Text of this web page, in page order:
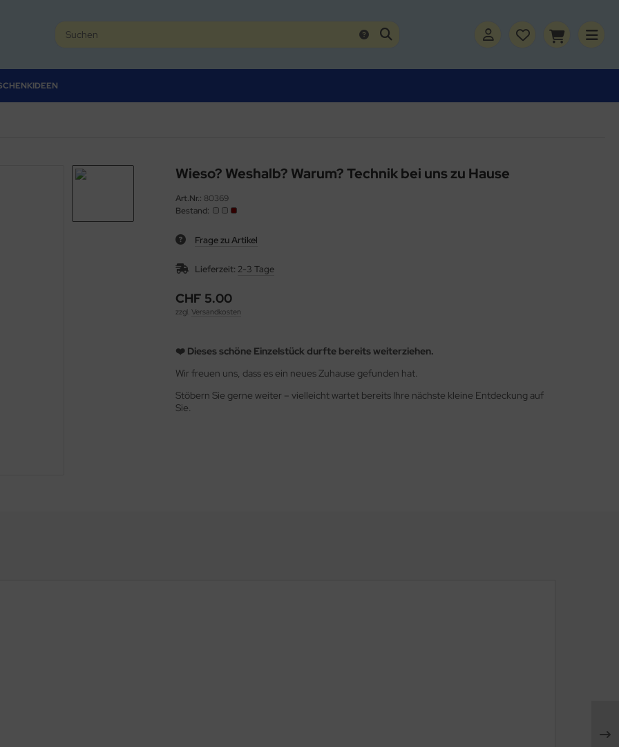
Wieso? Weshalb? Warum? Technik bei uns zu Hause
Art.Nr.: 80369
Bestand:
Frage zu Artikel
Lieferzeit: 2-3 Tage
CHF 5.00
zzgl. Versandkosten
❤️ Dieses schöne Einzelstück durfte bereits weiterziehen.
Wir freuen uns, dass es ein neues Zuhause gefunden hat.
Stöbern Sie gerne weiter – vielleicht wartet bereits Ihre nächste kleine Entdeckung auf
Sie.